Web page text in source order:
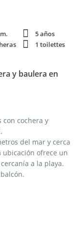
5 años
1 toilettes
y baulera en
cochera y
del mar y cerca
ubicación ofrece un
a la playa.